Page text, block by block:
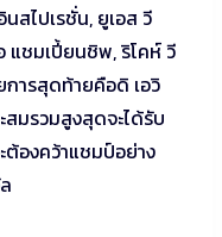
สไปเรชั่น, ยูเอส วี
แชมเปี้ยนชิพ, ริโคห์ วี
ารสุดท้ายคือดิ เอวิ
มรวมสูงสุดจะได้รับ
ต้องคว้าแชมป์อย่าง